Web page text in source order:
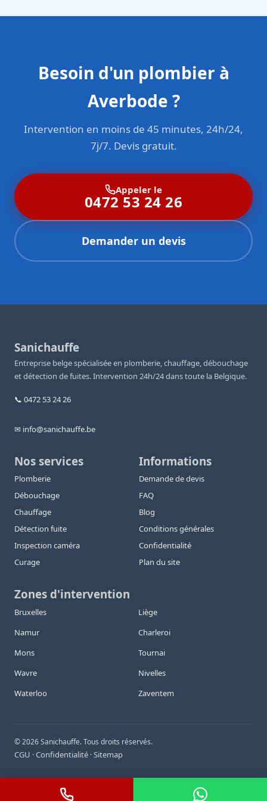
Besoin d'un plombier à
Averbode ?
Intervention en moins de 45 minutes, 24h/24,
7j/7. Devis gratuit.
Appeler le
0472 53 24 26
Demander un devis
Sanichauffe
Entreprise belge spécialisée en plomberie, chauffage, débouchage
et détection de fuites. Intervention 24h/24 dans toute la Belgique.
📞 0472 53 24 26
✉ info@sanichauffe.be
Nos services
Plomberie
Débouchage
Chauffage
Détection fuite
Inspection caméra
Curage
Informations
Demande de devis
FAQ
Blog
Conditions générales
Confidentialité
Plan du site
Zones d'intervention
Bruxelles
Liège
Namur
Charleroi
Mons
Tournai
Wavre
Nivelles
Waterloo
Zaventem
©2026Sanichauffe. Tous droits réservés.
CGU ·Confidentialité ·Sitemap